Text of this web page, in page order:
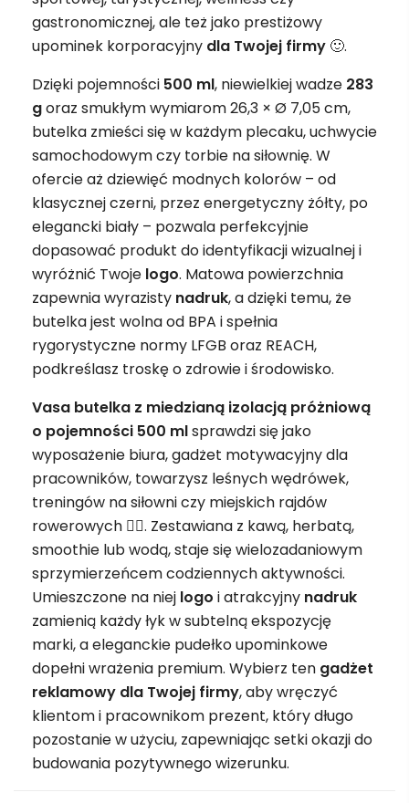
gastronomicznej, ale też jako prestiżowy
upominek korporacyjny dla Twojej firmy 🙂.
Dzięki pojemności 500 ml, niewielkiej wadze 283
goraz smukłym wymiarom 26,3 × Ø 7,05 cm,
butelka zmieści się w każdym plecaku, uchwycie
samochodowym czy torbie na siłownię. W
ofercie aż dziewięć modnych kolorów – od
klasycznej czerni, przez energetyczny żółty, po
elegancki biały – pozwala perfekcyjnie
dopasować produkt do identyfikacji wizualnej i
wyróżnić Twoje logo. Matowa powierzchnia
zapewnia wyrazisty nadruk, a dzięki temu, że
butelka jest wolna od BPA i spełnia
rygorystyczne normy LFGB oraz REACH,
podkreślasz troskę o zdrowie i środowisko.
Vasa butelka z miedzianą izolacją próżniową
o pojemności 500 mlsprawdzi się jako
wyposażenie biura, gadżet motywacyjny dla
pracowników, towarzysz leśnych wędrówek,
treningów na siłowni czy miejskich rajdów
rowerowych 🚴‍♂️. Zestawiana z kawą, herbatą,
smoothie lub wodą, staje się wielozadaniowym
sprzymierzeńcem codziennych aktywności.
Umieszczone na niej logo i atrakcyjny nadruk
zamienią każdy łyk w subtelną ekspozycję
marki, a eleganckie pudełko upominkowe
dopełni wrażenia premium. Wybierz ten gadżet
reklamowy dla Twojej firmy, aby wręczyć
klientom i pracownikom prezent, który długo
pozostanie w użyciu, zapewniając setki okazji do
budowania pozytywnego wizerunku.